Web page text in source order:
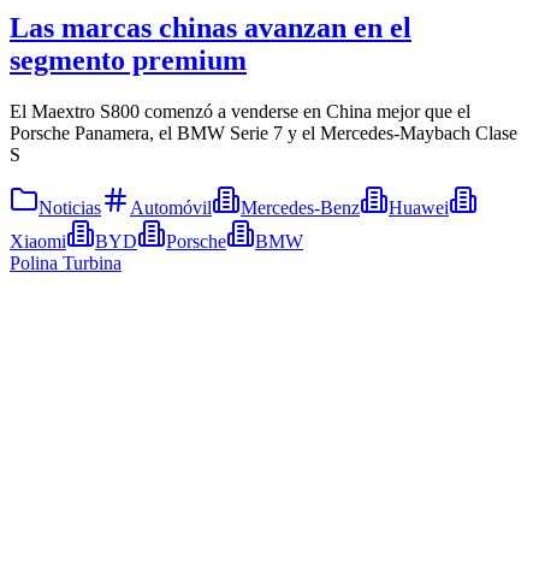
Las marcas chinas avanzan en el
segmento premium
El Maextro S800 comenzó a venderse en China mejor que el
Porsche Panamera, el BMW Serie 7 y el Mercedes-Maybach Clase
S
Noticias Automóvil Mercedes-Benz
Huawei
Xiaomi
BYD Porsche
BMW
Polina Turbina